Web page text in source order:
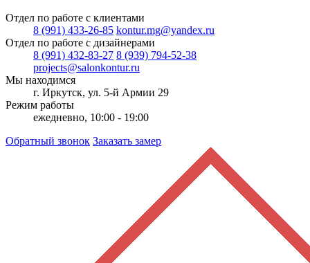
Отдел по работе с клиентами
8 (991) 433-26-85 kontur.mg@yandex.ru
Отдел по работе с дизайнерами
8 (991) 432-83-27 8 (939) 794-52-38
projects@salonkontur.ru
Мы находимся
г. Иркутск, ул. 5-й Армии 29
Режим работы
ежедневно, 10:00 - 19:00
Обратный звонок Заказать замер